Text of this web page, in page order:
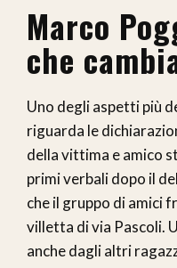
Marco
che
Uno degli aspetti più
riguarda le
della vittima e amico
primi verbali dopo il
che il gruppo di amici
villetta di via Pascoli.
anche dagli altri